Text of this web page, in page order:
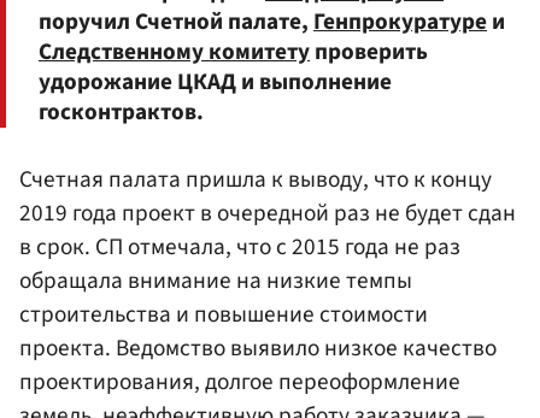
поручил Счетной палате,Генпрокуратуреи
Следственному комитетупроверить
удорожание ЦКАД и выполнение
госконтрактов.
Счетная палата пришла к выводу, что к концу
2019 года проект в очередной раз не будет сдан
в срок. СП отмечала, что с 2015 года не раз
обращала внимание на низкие темпы
строительства и повышение стоимости
проекта. Ведомство выявило низкое качество
проектирования, долгое переоформление